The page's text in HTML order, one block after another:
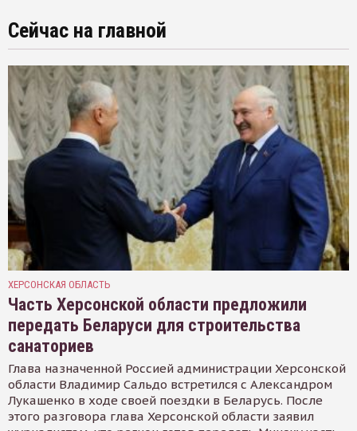
Сейчас на главной
ХЕРСОНСКАЯ ОБЛАСТЬ
Часть Херсонской области предложили
передать Беларуси для строительства
санаториев
Глава назначенной Россией администрации Херсонской
области Владимир Сальдо встретился с Александром
Лукашенко в ходе своей поездки в Беларусь. После
этого разговора глава Херсонской области заявил